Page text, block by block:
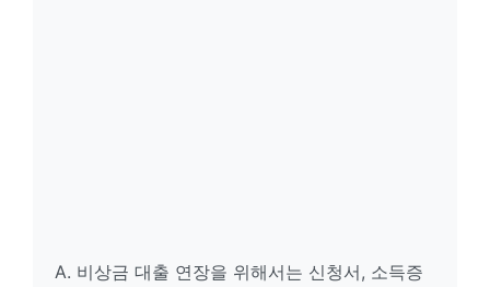
A. 비상금 대출 연장을 위해서는 신청서, 소득증